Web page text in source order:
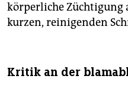
körperliche Züchtigung
kurzen, reinigenden
Kritik an der